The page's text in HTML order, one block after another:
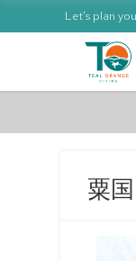
Let's plan
粟国